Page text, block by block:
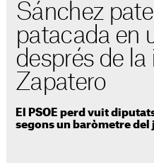
Sánchez
patacada en
després de
Zapatero
El PSOE perd vuit
segons un baròmetre del